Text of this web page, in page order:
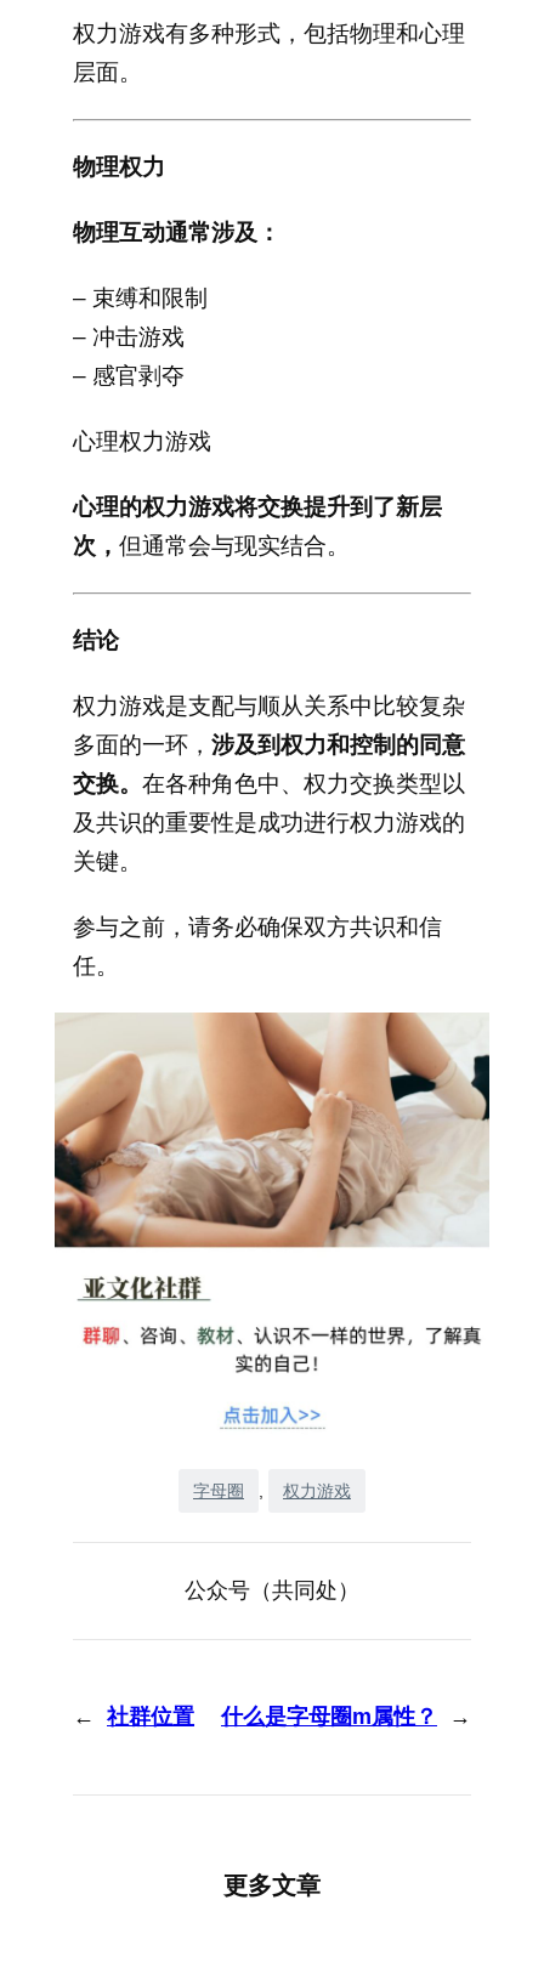
权力游戏有多种形式，包括物理和心理
层面。
物理权力
物理互动通常涉及：
– 束缚和限制
– 冲击游戏
– 感官剥夺
心理权力游戏
心理的权力游戏将交换提升到了新层
次， 但通常会与现实结合。
结论
权力游戏是支配与顺从关系中比较复杂
多面的一环， 涉及到权力和控制的同意
交换。 在各种角色中、权力交换类型以
及共识的重要性是成功进行权力游戏的
关键。
参与之前，请务必确保双方共识和信
任。
字母圈 , 权力游戏
公众号（共同处）
← 社群位置 什么是字母圈m属性？ →
更多文章